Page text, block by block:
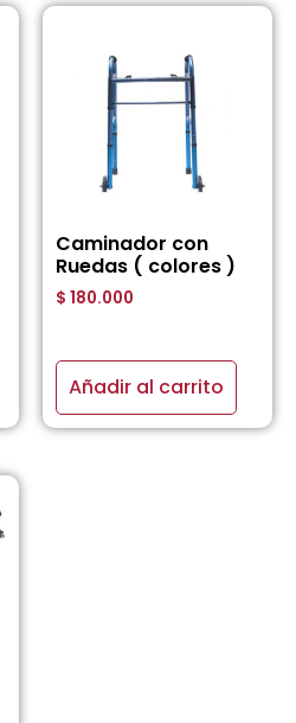
Caminador con
Ruedas ( colores )
$ 180.000
Añadir al carrito